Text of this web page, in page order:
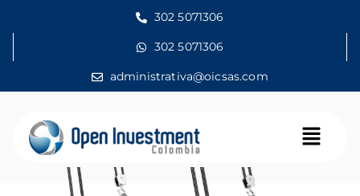
302 5071306
302 5071306
administrativa@oicsas.com